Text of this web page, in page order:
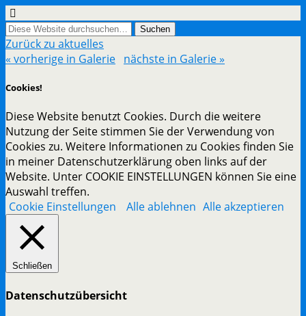
Zurück zu aktuelles
« vorherige in Galerie nächste in Galerie »
Cookies!
Diese Website benutzt Cookies. Durch die weitere
Nutzung der Seite stimmen Sie der Verwendung von
Cookies zu. Weitere Informationen zu Cookies finden Sie
in meiner Datenschutzerklärung oben links auf der
Website. Unter COOKIE EINSTELLUNGEN können Sie eine
Auswahl treffen.
Cookie Einstellungen
Alle ablehnen Alle akzeptieren
Schließen
Datenschutzübersicht